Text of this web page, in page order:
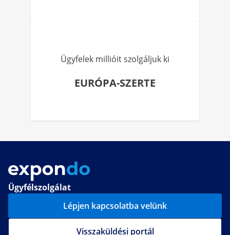
Ügyfelek millióit szolgáljuk ki
EURÓPA-SZERTE
Ügyfélszolgálat
Lépjen kapcsolatba velünk
Visszaküldési portál